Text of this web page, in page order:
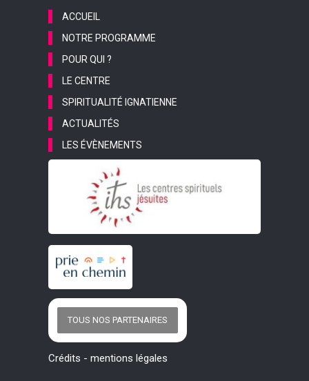
ACCUEIL
NOTRE PROGRAMME
POUR QUI ?
LE CENTRE
SPIRITUALITÉ IGNATIENNE
ACTUALITÉS
LES ÉVÈNEMENTS
TOUS NOS PARTENAIRES
Crédits - mentions légales